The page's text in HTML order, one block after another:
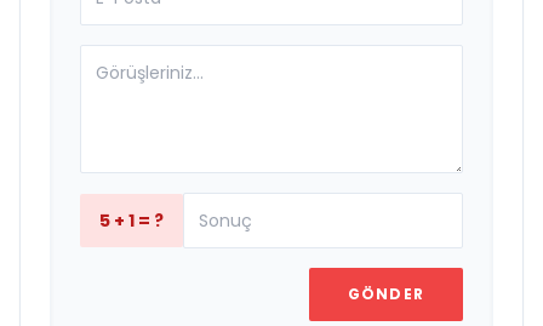
5 + 1 = ?
GÖNDER